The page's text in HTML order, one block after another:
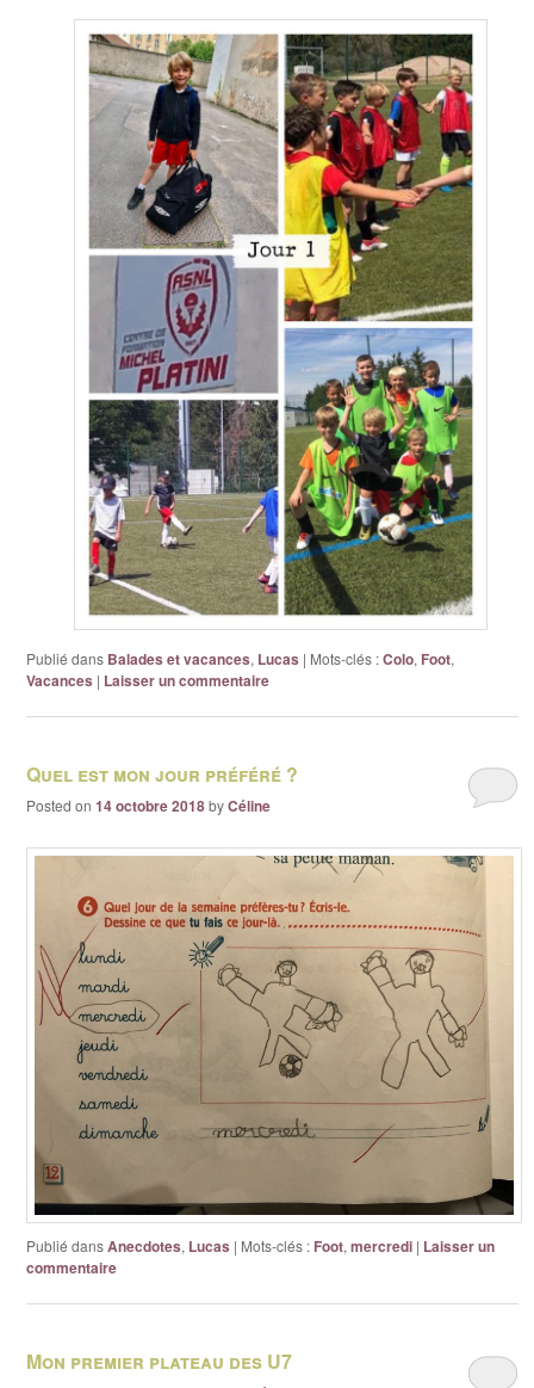
Publié dans Balades et vacances, Lucas | Mots-clés :Colo, Foot,
Vacances | Laisser un commentaire
Quel est mon jour préféré ?
Posted on14 octobre 2018byCéline
Publié dansAnecdotes, Lucas | Mots-clés : Foot,mercredi | Laisser un
commentaire
Mon premier plateau des U7